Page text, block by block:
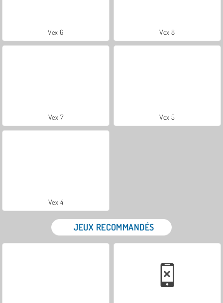
Vex 6 Vex 8
Vex 7 Vex 5
Vex 4
JEUX RECOMMANDÉS